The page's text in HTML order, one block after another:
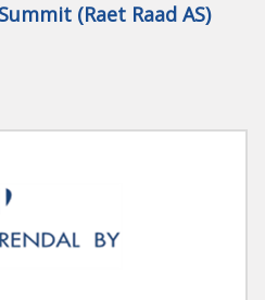
(Raet Raad AS)